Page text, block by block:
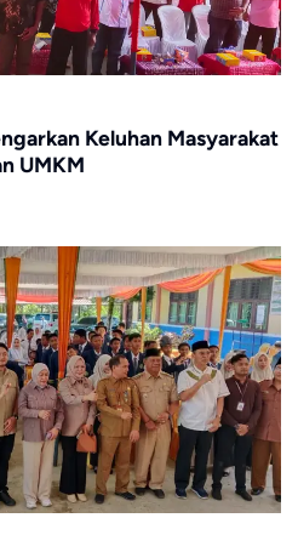
Keluhan Masyarakat
UMKM